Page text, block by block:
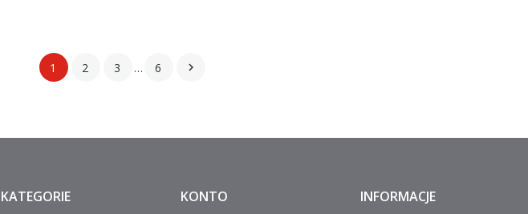
1 2 3 … 6 
KATEGORIE KONTO INFORMACJE